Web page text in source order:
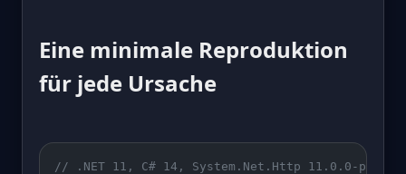
Eine minimale Reproduktion
für jede Ursache
// .NET 11, C# 14, System.Net.Http 11.0.0-